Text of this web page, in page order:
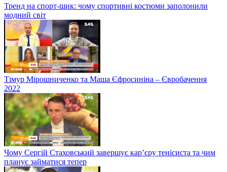
Тренд на спорт-шик: чому спортивні костюми заполонили
модний світ
Тімур Мірошниченко та Маша Єфросиніна – Євробачення
2022
Чому Сергій Стаховський завершує кар’єру тенісиста та чим
планує займатися тепер